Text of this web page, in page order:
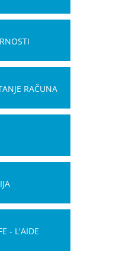
RAČUNA
- L'AIDE